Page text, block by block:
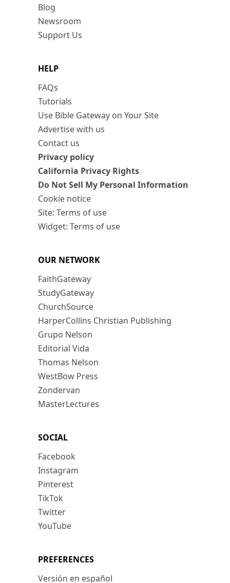
Blog
Newsroom
Support Us
HELP
FAQs
Tutorials
Use Bible Gateway on Your Site
Advertise with us
Contact us
Privacy policy
California Privacy Rights
Do Not Sell My Personal Information
Cookie notice
Site: Terms of use
Widget: Terms of use
OUR NETWORK
FaithGateway
StudyGateway
ChurchSource
HarperCollins Christian Publishing
Grupo Nelson
Editorial Vida
Thomas Nelson
WestBow Press
Zondervan
MasterLectures
SOCIAL
Facebook
Instagram
Pinterest
TikTok
Twitter
YouTube
PREFERENCES
Versión en español